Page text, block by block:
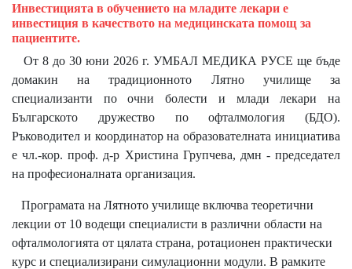
Инвестицията в обучението на младите лекари е
инвестиция в качеството на медицинската помощ за
пациентите.
От 8 до 30 юни 2026 г. УМБАЛ МЕДИКА РУСЕ ще бъде
домакин на традиционното Лятно училище за
специализанти по очни болести и млади лекари на
Българското дружество по офталмология (БДО).
Ръководител и координатор на образователната инициатива
е чл.-кор. проф. д-р Христина Групчева, дмн - председател
на професионалната организация.
Програмата на Лятното училище включва теоретични
лекции от 10 водещи специалисти в различни области на
офталмологията от цялата страна, ротационен практически
курс и специализирани симулационни модули. В рамките